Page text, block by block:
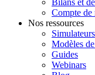
Bilans et
Compte de
Nos ressources
Simulateurs
Modèles
Guides
Webinars